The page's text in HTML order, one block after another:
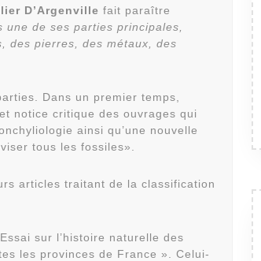
D’Argenville fait paraître
une de ses parties principales,
des pierres, des métaux, des
Dans un premier temps,
notice critique des ouvrages qui
ainsi qu’une nouvelle
tous les fossiles».
articles traitant de la classification
sur l’histoire naturelle des
les provinces de France ». Celui-